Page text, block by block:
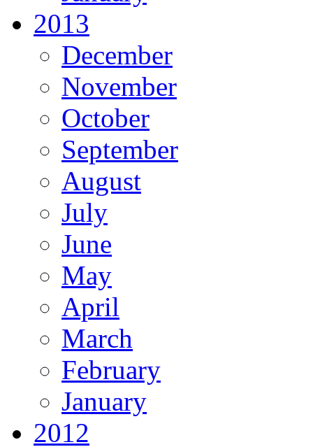
2013
December
November
October
September
August
July
June
May
April
March
February
January
2012